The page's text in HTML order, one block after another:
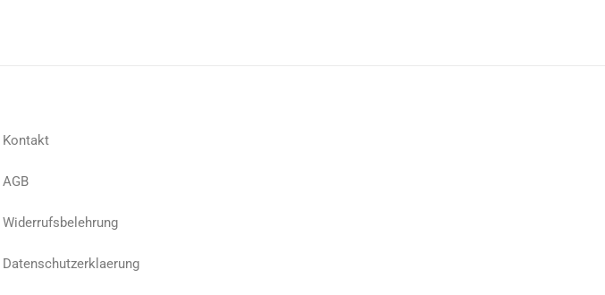
Kontakt
AGB
Widerrufsbelehrung
Datenschutzerklaerung